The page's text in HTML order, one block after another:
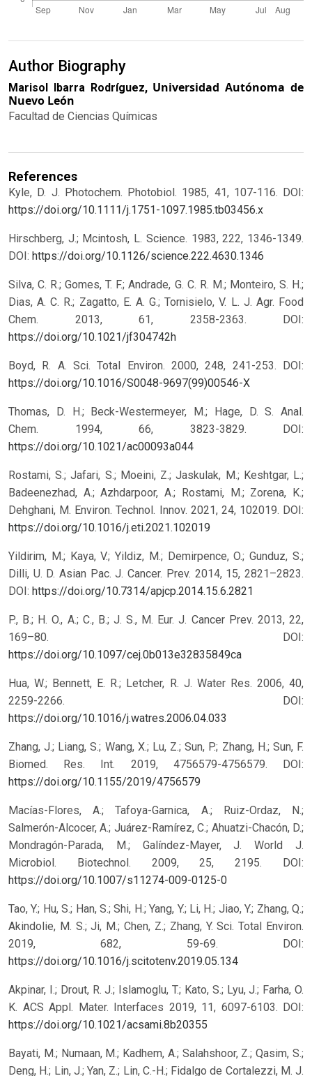
Author Biography
Marisol Ibarra Rodríguez, Universidad Autónoma de
Nuevo León
Facultad de Ciencias Químicas
References
Kyle, D. J. Photochem. Photobiol. 1985, 41, 107-116. DOI:
https://doi.org/10.1111/j.1751-1097.1985.tb03456.x
Hirschberg, J.; Mcintosh, L. Science. 1983, 222, 1346-1349.
DOI: https://doi.org/10.1126/science.222.4630.1346
Silva, C. R.; Gomes, T. F.; Andrade, G. C. R. M.; Monteiro, S. H.;
Dias, A. C. R.; Zagatto, E. A. G.; Tornisielo, V. L. J. Agr. Food
Chem. 2013, 61, 2358-2363. DOI:
https://doi.org/10.1021/jf304742h
Boyd, R. A. Sci. Total Environ. 2000, 248, 241-253. DOI:
https://doi.org/10.1016/S0048-9697(99)00546-X
Thomas, D. H.; Beck-Westermeyer, M.; Hage, D. S. Anal.
Chem. 1994, 66, 3823-3829. DOI:
https://doi.org/10.1021/ac00093a044
Rostami, S.; Jafari, S.; Moeini, Z.; Jaskulak, M.; Keshtgar, L.;
Badeenezhad, A.; Azhdarpoor, A.; Rostami, M.; Zorena, K.;
Dehghani, M. Environ. Technol. Innov. 2021, 24, 102019. DOI:
https://doi.org/10.1016/j.eti.2021.102019
Yildirim, M.; Kaya, V.; Yildiz, M.; Demirpence, O.; Gunduz, S.;
Dilli, U. D. Asian Pac. J. Cancer. Prev. 2014, 15, 2821–2823.
DOI: https://doi.org/10.7314/apjcp.2014.15.6.2821
P., B.; H. O., A.; C., B.; J. S., M. Eur. J. Cancer Prev. 2013, 22,
169–80. DOI:
https://doi.org/10.1097/cej.0b013e32835849ca
Hua, W.; Bennett, E. R.; Letcher, R. J. Water Res. 2006, 40,
2259-2266. DOI:
https://doi.org/10.1016/j.watres.2006.04.033
Zhang, J.; Liang, S.; Wang, X.; Lu, Z.; Sun, P.; Zhang, H.; Sun, F.
Biomed. Res. Int. 2019, 4756579-4756579. DOI:
https://doi.org/10.1155/2019/4756579
Macías-Flores, A.; Tafoya-Garnica, A.; Ruiz-Ordaz, N.;
Salmerón-Alcocer, A.; Juárez-Ramírez, C.; Ahuatzi-Chacón, D.;
Mondragón-Parada, M.; Galíndez-Mayer, J. World J.
Microbiol. Biotechnol. 2009, 25, 2195. DOI:
https://doi.org/10.1007/s11274-009-0125-0
Tao, Y.; Hu, S.; Han, S.; Shi, H.; Yang, Y.; Li, H.; Jiao, Y.; Zhang, Q.;
Akindolie, M. S.; Ji, M.; Chen, Z.; Zhang, Y. Sci. Total Environ.
2019, 682, 59-69. DOI:
https://doi.org/10.1016/j.scitotenv.2019.05.134
Akpinar, I.; Drout, R. J.; Islamoglu, T.; Kato, S.; Lyu, J.; Farha, O.
K. ACS Appl. Mater. Interfaces 2019, 11, 6097-6103. DOI:
https://doi.org/10.1021/acsami.8b20355
Bayati, M.; Numaan, M.; Kadhem, A.; Salahshoor, Z.; Qasim, S.;
Deng, H.; Lin, J.; Yan, Z.; Lin, C.-H.; Fidalgo de Cortalezzi, M. J.